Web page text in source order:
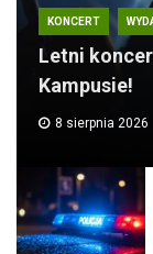
KONCERT
Letni
Kampusie!
8 sierpnia 2026